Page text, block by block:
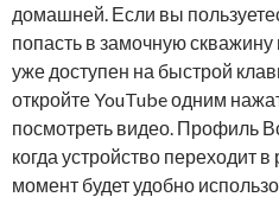
домашней. Если вы
попасть в замочную
уже доступен на быстрой
откройте YouTube одним
посмотреть видео. Профиль
когда устройство переходит
момент будет удобно